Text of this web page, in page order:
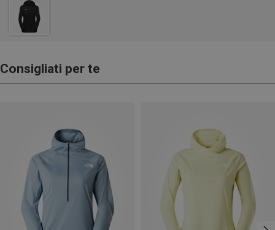
Consigliati per te